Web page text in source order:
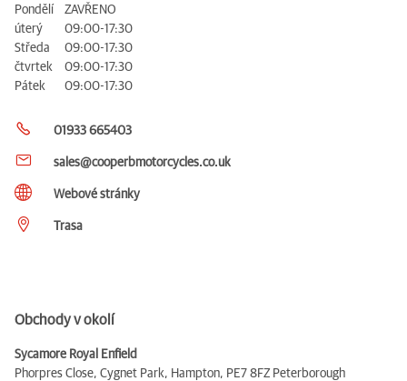
Pondělí
ZAVŘENO
úterý
09:00-17:30
Středa
09:00-17:30
čtvrtek
09:00-17:30
Pátek
09:00-17:30
01933 665403
sales@cooperbmotorcycles.co.uk
Webové stránky
Trasa
Obchody v okolí
Sycamore Royal Enfield
Phorpres Close, Cygnet Park, Hampton, PE7 8FZ Peterborough